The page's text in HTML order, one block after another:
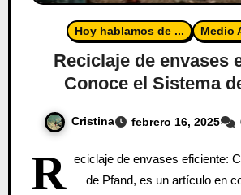
Hoy hablamos de ... Medio
Reciclaje de envases
Conoce el Sistema
Cristina febrero 16, 2025
R
eciclaje de envases eficiente:
de Pfand, es un artículo en